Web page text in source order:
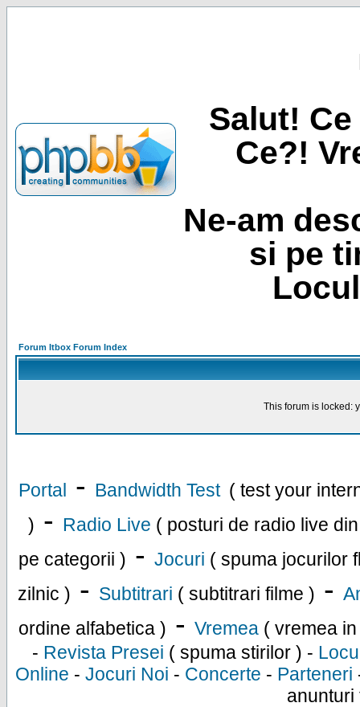
Salut!
Ce?!
Ne-am
si pe
Forum Itbox Forum Index
This forum is locked:
Portal - Bandwidth Test ( test your
) - Radio Live ( posturi de radio live
pe categorii ) - Jocuri ( spuma jocurilor
zilnic ) - Subtitrari ( subtitrari filme ) -
ordine alfabetica ) - Vremea ( vremea
- Revista Presei ( spuma stirilor ) -
Online - Jocuri Noi - Concerte - Parteneri
anunturi